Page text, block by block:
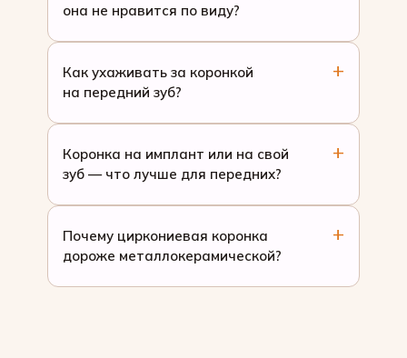
она не нравится по виду?
Как ухаживать за коронкой
на передний зуб?
Коронка на имплант или на свой
зуб — что лучше для передних?
Почему циркониевая коронка
дороже металлокерамической?